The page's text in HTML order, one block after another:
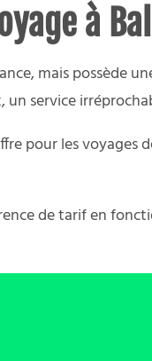
à
mais possède
service
pour les
de tarif en